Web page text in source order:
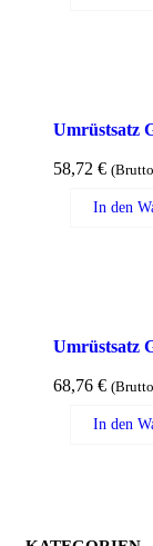
Umrüstsatz
58,72 €
In den
Umrüstsatz
68,76 €
In den